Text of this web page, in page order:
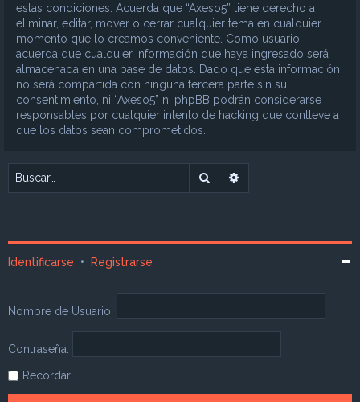
estas condiciones. Acuerda que “Axeso5” tiene derecho a
eliminar, editar, mover o cerrar cualquier tema en cualquier
momento que lo creamos conveniente. Como usuario
acuerda que cualquier información que haya ingresado será
almacenada en una base de datos. Dado que esta información
no será compartida con ninguna tercera parte sin su
consentimiento, ni “Axeso5” ni phpBB podrán considerarse
responsables por cualquier intento de hacking que conlleve a
que los datos sean comprometidos.
Buscar
Identificarse • Registrarse
Nombre de Usuario:
Contraseña:
Recordar